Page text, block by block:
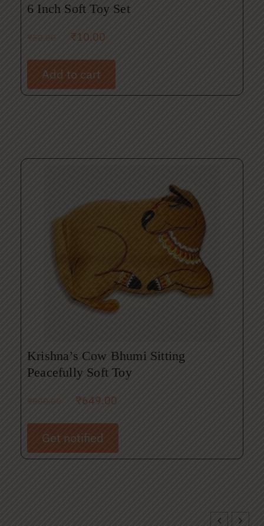
6 Inch Soft Toy Set
₹ 50.00 ₹10.00
Add to cart
Krishna’s Cow Bhumi Sitting
Peacefully Soft Toy
₹800.00 ₹649.00
Get notified